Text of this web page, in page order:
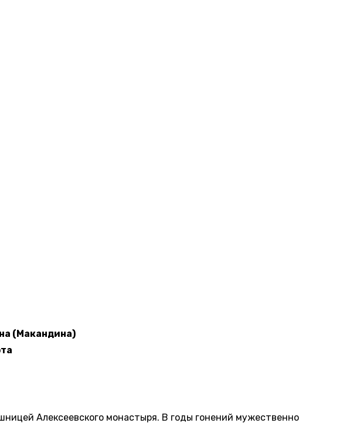
(Макандина)
Алексеевского монастыря. В годы гонений мужественно